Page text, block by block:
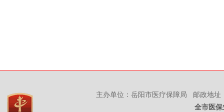
主办单位：岳阳市医疗保障局 邮政地址
全市医